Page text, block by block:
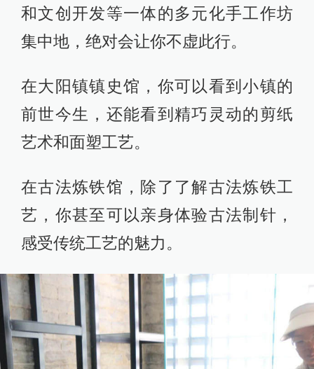
和文创开发等一体的多元化手工作坊
集中地，绝对会让你不虚此行。
在大阳镇镇史馆，你可以看到小镇的
前世今生，还能看到精巧灵动的剪纸
艺术和面塑工艺。
在古法炼铁馆，除了了解古法炼铁工
艺，你甚至可以亲身体验古法制针，
感受传统工艺的魅力。